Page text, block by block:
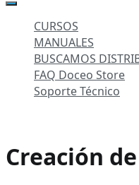
CURSOS
MANUALES
BUSCAMOS
FAQ Doceo Store
Soporte Técnico
Creación